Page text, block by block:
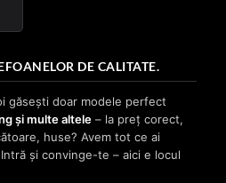
DE CALITATE.
găsești doar modele perfect
și multe altele – la preț corect,
huse? Avem tot ce ai
și convinge-te – aici e locul